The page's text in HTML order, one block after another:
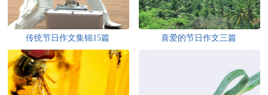
传统节日作文集锦15篇 喜爱的节日作文三篇